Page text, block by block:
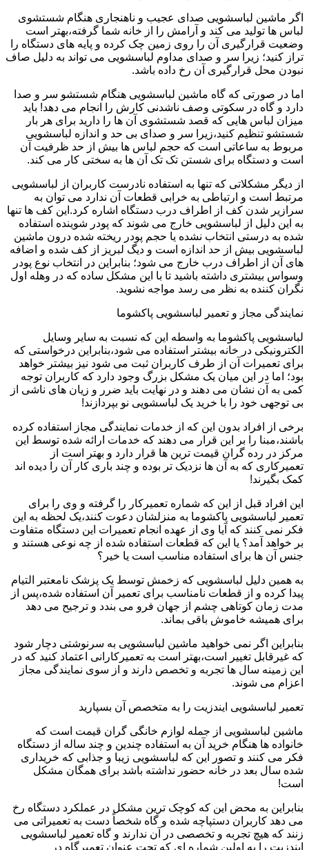
اگر ماشین لباسشویی صدای عجیب و ناهنجاری هنگام شستشوی
لباس ها تولید می کند و آرامش را از خانه شما گرفته،بهتر است
وضعیت قرارگیری آن را روی زمین چک کرده و پایه های دستگاه را
تراز کنید؛ زیرا سر و صدای مداوم لباسشویی می تواند به دلیل صاف
نبودن محل قرارگیری آن رخ داده باشد.
اما در صورتی که گاه ماشین لباسشویی هنگام شستشو سر و صدا
دارد و گاه در سکوتی وصف ناشدنی کارش را انجام می دهد! باید
میزان لباس هایی که قصد شستشوی آن ها را دارید برای هر بار
شستشو تنظیم کنید،زیرا سر و صدای بی حد و اندازه لباسشویی
مربوط به ساعاتی است که حجم لباس ها بیش از حد ظرفیت آن
است و دستگاه برای شستن تک تک آن ها به سختی کار می کند.
از دیگر مشکلاتی که تنها به استفاده نادرست کاربران از لباسشویی
مرتبط است و ارتباطی به خرابی قطعات آن ندارد می توان به
سرازیر شدن کف از اطراف درب دستگاه اشاره کرد.این کف ها تنها
به این دلیل از لباسشویی خارج می شوند که پودر شوینده استفاده
شده به درستی انتخاب نشده یا حجم پودر ریخته شده درون ماشین
لباسشویی بیش از حد اندازه است و دیگ لبریز از کف شده و اضافه
های آن از اطراف درب خارج می شود؛ بنابراین در انتخاب نوع پودر
وسواس بیشتری داشته باشید تا با این مشکل ساده که در وهله اول
نگران کننده به نظر می رسد مواجه نشوید.
نمایندگی مجاز و تعمیر لباسشویی پاکشوما
لباسشویی پاکشوما به واسطه این که نسبت به سایر وسایل
الکترونیکی در خانه بیشتر استفاده می شود،بنابراین درخواستی که
برای تعمیرات آن از طرف کاربران ثبت می شود نیز بیشتر خواهد
بود؛ اما در این میان یک مشکل بزرگ وجود دارد که کاربران توجه
کمی به آن نشان می دهند و در نهایت باید ضرر و زیان های ناشی از
بی توجهی خود را با خرید یک لباسشویی نو بپردازند!
برخی از افراد بدون این که از خدمات نمایندگی مجاز استفاده کرده
باشند،مبنا را بر این قرار می دهند که خدمات ارائه شده توسط این
مرکز در رده گران قیمت ترین ها قرار دارد و بهتر است از
تعمیرکاری که به آن ها نزدیک تر بوده و چند باری کار آن را دیده اند
کمک بگیرند!
این افراد قبل از این که شماره تعمیرکار را گرفته و وی را برای
تعمیر لباسشویی پاکشوما به منزلشان دعوت کنند،یک لحظه به این
فکر نمی کنند که آیا وی از عهده انجام تعمیرات این دستگاه متفاوت
بر خواهد آمد؟ یا این که قطعات استفاده شده از چه نوعی هستند و
جنس آن ها برای استفاده مناسب است یا خیر؟
به همین دلیل لباسشویی که زخمش توسط یک پزشک نامعتبر التیام
پیدا کرده و از قطعات نامناسب برای تعمیر آن استفاده شده،پس از
مدت زمان کوتاهی چشم از جهان فرو می بندد و ترجیح می دهد
برای همیشه خاموش باقی بماند.
بنابراین اگر نمی خواهید ماشین لباسشویی به سرنوشتی دچار شود
که غیرقابل تغییر است،بهتر است به تعمیرکارانی اعتماد کنید که در
این زمینه سال ها تجربه و تخصص دارند و از سوی نمایندگی مجاز
اعزام می شوند.
تعمیر لباسشویی ایندزیت را به متخصص آن بسپارید
ماشین لباسشویی از جمله لوازم خانگی گران قیمت است که
خانواده ها هنگام خرید آن به استفاده چندین و چند ساله از دستگاه
فکر می کنند و تصور این که لباسشویی زیبا و جذابی که خریداری
شده سال بعد در خانه حضور نداشته باشد برای همگان مشکل
است!
بنابراین به محض این که کوچک ترین مشکل در عملکرد دستگاه رخ
می دهد کاربران دستپاچه شده و گاه شخصاً دست به تعمیراتی می
زنند که هیچ تجربه و تخصصی در آن ندارند و گاه تعمیر لباسشویی
ایندزیت را به اولین شماره ای که تحت عنوان تعمیرگاه در